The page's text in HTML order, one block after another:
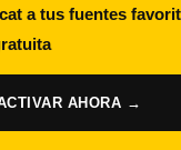
a tus fuentes
AHORA →